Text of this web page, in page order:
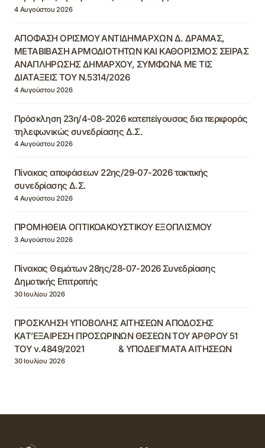
4 Αυγούστου 2026
ΑΠΟΦΑΣΗ ΟΡΙΣΜΟΥ ΑΝΤΙΔΗΜΑΡΧΩΝ Δ. ΔΡΑΜΑΣ,
ΜΕΤΑΒΙΒΑΣΗ ΑΡΜΟΔΙΟΤΗΤΩΝ ΚΑΙ ΚΑΘΟΡΙΣΜΟΣ ΣΕΙΡΑΣ
ΑΝΑΠΛΗΡΩΣΗΣ ΔΗΜΑΡΧΟΥ, ΣΥΜΦΩΝΑ ΜΕ ΤΙΣ
ΔΙΑΤΑΞΕΙΣ ΤΟΥ Ν.5314/2026
4 Αυγούστου 2026
Πρόσκληση 23η/4-08-2026 κατεπείγουσας δια περιφοράς
τηλεφωνικώς συνεδρίασης Δ.Σ.
4 Αυγούστου 2026
Πίνακας αποφάσεων 22ης/29-07-2026 τακτικής
συνεδρίασης Δ.Σ.
4 Αυγούστου 2026
ΠΡΟΜΗΘΕΙΑ ΟΠΤΙΚΟΑΚΟΥΣΤΙΚΟΥ ΕΞΟΠΛΙΣΜΟΥ
3 Αυγούστου 2026
Πίνακας Θεμάτων 28ης/28-07-2026 Συνεδρίασης
Δημοτικής Επιτροπής
30 Ιουλίου 2026
ΠΡΟΣΚΛΗΣΗ ΥΠΟΒΟΛΗΣ ΑΙΤΗΣΕΩΝ ΑΠΟΔΟΣΗΣ
ΚΑΤ’ΕΞΑΙΡΕΣΗ ΠΡΟΣΩΡΙΝΩΝ ΘΕΣΕΩΝ ΤΟΥ ΆΡΘΡΟΥ 51
ΤΟΥ ν.4849/2021 & ΥΠΟΔΕΙΓΜΑΤΑ ΑΙΤΗΣΕΩΝ
30 Ιουλίου 2026